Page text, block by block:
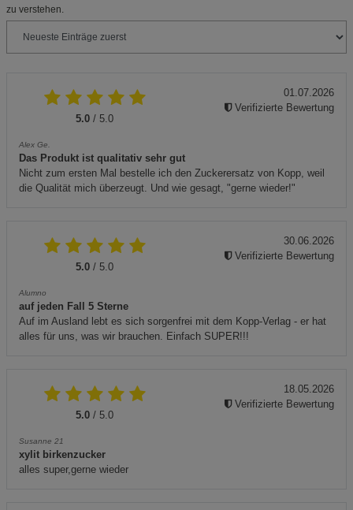
zu verstehen.
5.0 / 5.0
Alex Ge.
Das Produkt ist qualitativ sehr gut
Nicht zum ersten Mal bestelle ich den Zuckerersatz von Kopp, weil
die Qualität mich überzeugt. Und wie gesagt, "gerne wieder!"
01.07.2026
Verifizierte Bewertung
5.0 / 5.0
Alumno
auf jeden Fall 5 Sterne
Auf im Ausland lebt es sich sorgenfrei mit dem Kopp-Verlag - er hat
alles für uns, was wir brauchen. Einfach SUPER!!!
30.06.2026
Verifizierte Bewertung
5.0 / 5.0
Susanne 21
xylit birkenzucker
alles super,gerne wieder
18.05.2026
Verifizierte Bewertung